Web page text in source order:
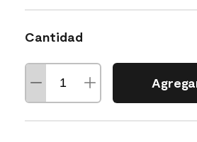
Cantidad